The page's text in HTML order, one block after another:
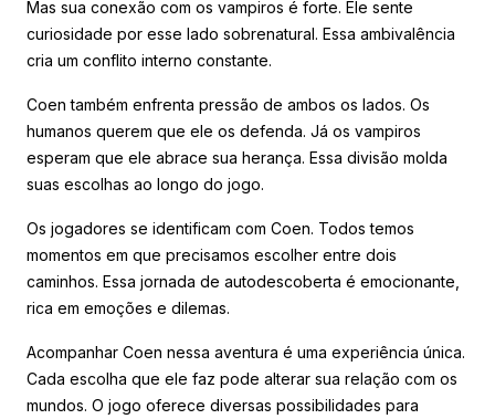
Mas sua conexão com os vampiros é forte. Ele sente
curiosidade por esse lado sobrenatural. Essa ambivalência
cria um conflito interno constante.
Coen também enfrenta pressão de ambos os lados. Os
humanos querem que ele os defenda. Já os vampiros
esperam que ele abrace sua herança. Essa divisão molda
suas escolhas ao longo do jogo.
Os jogadores se identificam com Coen. Todos temos
momentos em que precisamos escolher entre dois
caminhos. Essa jornada de autodescoberta é emocionante,
rica em emoções e dilemas.
Acompanhar Coen nessa aventura é uma experiência única.
Cada escolha que ele faz pode alterar sua relação com os
mundos. O jogo oferece diversas possibilidades para